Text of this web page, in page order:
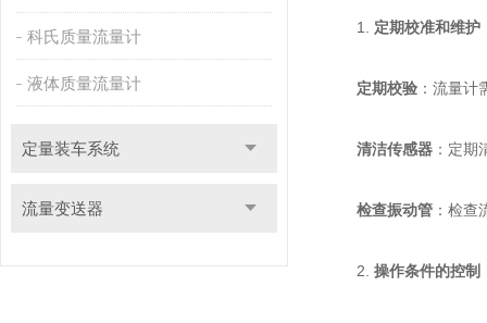
科氏质量流量计
液体质量流量计
定量装车系统
流量变送器
1. 定期校准和维护
定期校验 ：流量
清洁传感器 ：定
检查振动管 ：检
2. 操作条件的控制